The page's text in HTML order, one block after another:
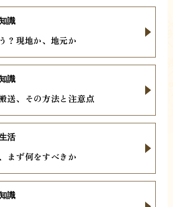
？現地か、地元か
識
送、その方法と注意点
識
まず何をすべきか
活
識